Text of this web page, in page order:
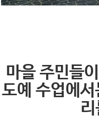
마을 주민들
도예 수업에